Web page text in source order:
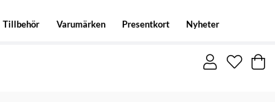
Tillbehör Varumärken Presentkort Nyheter